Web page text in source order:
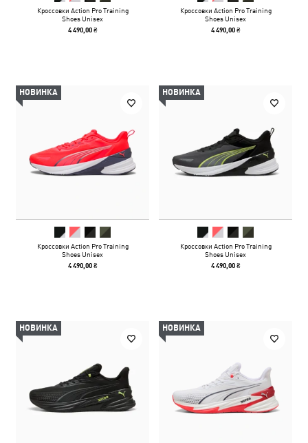
Кроссовки Action Pro Training
Shoes Unisex
4 490,00 ₴
Кроссовки Action Pro Training
Shoes Unisex
4 490,00 ₴
НОВИНКА
Кроссовки Action Pro Training
Shoes Unisex
4 490,00 ₴
НОВИНКА
Кроссовки Action Pro Training
Shoes Unisex
4 490,00 ₴
НОВИНКА НОВИНКА